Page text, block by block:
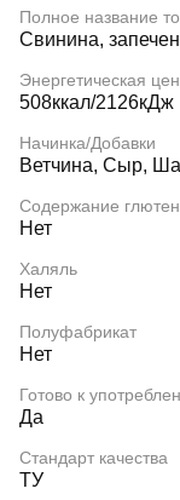
Полное название
Свинина,
Энергетическая
508ккал/2126кДж
Начинка/Добавки
Ветчина, Сыр,
Содержание
Нет
Халяль
Нет
Полуфабрикат
Нет
Готово к
Да
Стандарт качества
ТУ